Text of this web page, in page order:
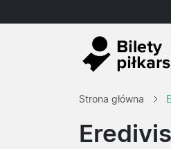
Strona główna